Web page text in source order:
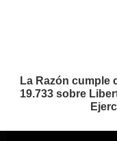
La Razón cumple
19.733 sobre